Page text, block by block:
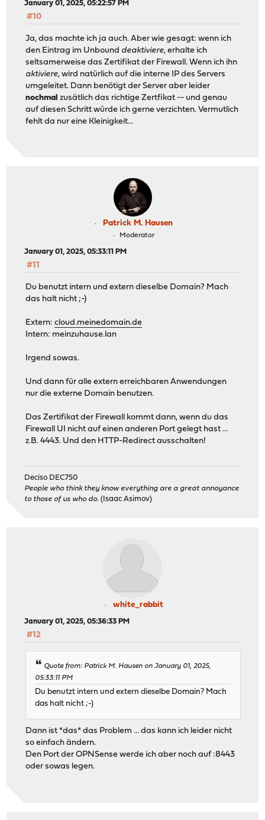
January 01, 2025, 05:22:57 PM
#10
Ja, das machte ich ja auch. Aber wie gesagt: wenn ich
den Eintrag im Unbound deaktiviere, erhalte ich
seltsamerweise das Zertifikat der Firewall. Wenn ich ihn
aktiviere, wird natürlich auf die interne IP des Servers
umgeleitet. Dann benötigt der Server aber leider
nochmal zusätlich das richtige Zertfikat -- und genau
auf diesen Schritt würde ich gerne verzichten. Vermutlich
fehlt da nur eine Kleinigkeit...
Patrick M. Hausen
Moderator
January 01, 2025, 05:33:11 PM
#11
Du benutzt intern und extern dieselbe Domain? Mach
das halt nicht ;-)
Extern:cloud.meinedomain.de
Intern: meinzuhause.lan
Irgend sowas.
Und dann für alle extern erreichbaren Anwendungen
nur die externe Domain benutzen.
Das Zertifikat der Firewall kommt dann, wenn du das
Firewall UI nicht auf einen anderen Port gelegt hast ...
z.B. 4443. Und den HTTP-Redirect ausschalten!
Deciso DEC750
People who think they know everything are a great annoyance
to those of us who do. (Isaac Asimov)
white_rabbit
January 01, 2025, 05:36:33 PM
#12
Quote from: Patrick M. Hausen on January 01, 2025,
05:33:11 PM
Du benutzt intern und extern dieselbe Domain? Mach
das halt nicht ;-)
Dann ist *das* das Problem ... das kann ich leider nicht
so einfach ändern.
Den Port der OPNSense werde ich aber noch auf :8443
oder sowas legen.